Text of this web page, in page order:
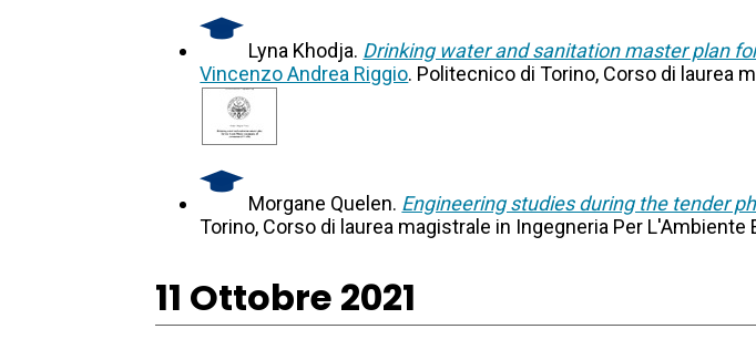
Lyna Khodja. Drinking water and sanitation master plan
Vincenzo Andrea Riggio. Politecnico di Torino, Corso di laurea
Morgane Quelen. Engineering studies during the tender
Torino, Corso di laurea magistrale in Ingegneria Per L'Ambiente
11 Ottobre 2021